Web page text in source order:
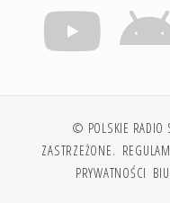
© POLSKIE RADIO
ZASTRZEŻONE.
PRYWATNOŚCI